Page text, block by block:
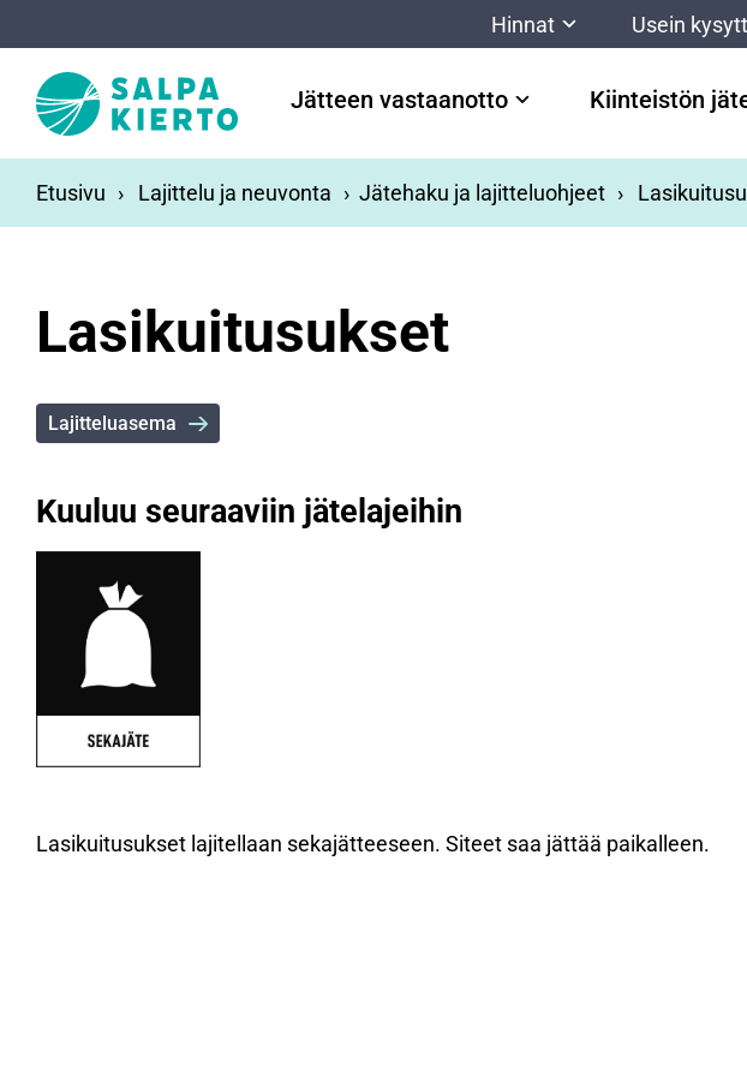
Hinnat Usein
Jätteen vastaanotto Kiinteistön
Etusivu Lajittelu ja neuvonta Jätehaku ja lajitteluohjeet
Lasikuitusukset
Lajitteluasema
Kuuluu seuraaviin jätelajeihin
Lasikuitusukset lajitellaan sekajätteeseen. Siteet saa jättää paikalleen.